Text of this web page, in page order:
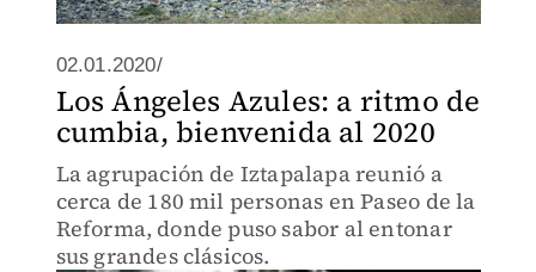
02.01.2020/
Los Ángeles Azules: a ritmo de
cumbia, bienvenida al 2020
La agrupación de Iztapalapa reunió a
cerca de 180 mil personas en Paseo de la
Reforma, donde puso sabor al entonar
sus grandes clásicos.